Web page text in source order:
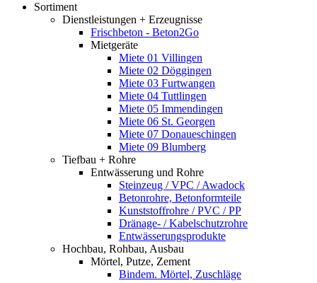
Sortiment
Dienstleistungen + Erzeugnisse
Frischbeton - Beton2Go
Mietgeräte
Miete 01 Villingen
Miete 02 Döggingen
Miete 03 Furtwangen
Miete 04 Tuttlingen
Miete 05 Immendingen
Miete 06 St. Georgen
Miete 07 Donaueschingen
Miete 09 Blumberg
Tiefbau + Rohre
Entwässerung und Rohre
Steinzeug / VPC / Awadock
Betonrohre, Betonformteile
Kunststoffrohre / PVC / PP
Dränage- / Kabelschutzrohre
Entwässerungsprodukte
Hochbau, Rohbau, Ausbau
Mörtel, Putze, Zement
Bindem. Mörtel, Zuschläge